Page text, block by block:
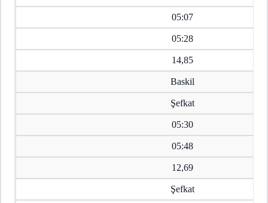
05:07
05:28
14,85
Baskil
Şefkat
05:30
05:48
12,69
Şefkat